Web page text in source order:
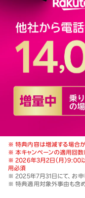
※ 特典内容は増減する場合
※ 本キャンペーンの適用回数
※ 2026年3月2日（月）9:00
用必須
※ 2025年7月31日にて、お申
※ 特典適用対象外事由も含め